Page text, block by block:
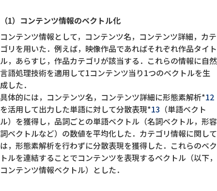
（1）コンテンツ情報のベクトル化
コンテンツ情報として，コンテンツ名，コンテンツ詳細，カテ
ゴリを用いた．例えば，映像作品であればそれぞれ作品タイト
ル，あらすじ，作品カテゴリが該当する．これらの情報に自然
言語処理技術を適用して1コンテンツ当り1つのベクトルを生
成した．
具体的には，コンテンツ名，コンテンツ詳細に形態素解析*12
を活用して出力した単語に対して分散表現*13 （単語ベクト
ル）を獲得し，品詞ごとの単語ベクトル（名詞ベクトル，形容
詞ベクトルなど）の数値を平均化した．カテゴリ情報に関して
は，形態素解析を行わずに分散表現を獲得した．これらのベク
トルを連結することでコンテンツを表現するベクトル（以下，
コンテンツ情報ベクトル）とした．